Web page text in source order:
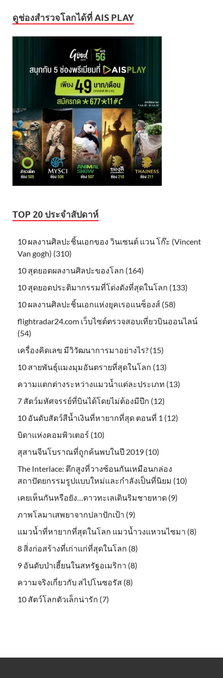
ดูช่องสำรวจโลกได้ที่ AIS PLAY
TOP 20 ประจำสัปดาห์
10 ผลงานศิลปะชิ้นเอกของ วินเซนต์ แวน โก๊ะ (Vincent
Van gogh) (310)
10 สุดยอดผลงานศิลปะของโลก (164)
10 สุดยอดประติมากรรมที่โด่งดังที่สุดในโลก (133)
10 ผลงานศิลปะชิ้นเอกแห่งยุคเรอแนซ็องส์ (58)
flightradar24.com เว็บไซต์ตรวจสอบเที่ยวบินออนไลน์
(54)
เครื่องคิดเลข มีวิวัฒนาการมาอย่างไร? (15)
10 สายพันธุ์แมงมุมอันตรายที่สุดในโลก (13)
ความแตกต่างระหว่างแมวน้ำแต่ละประเภท (13)
7 สัตว์มหัศจรรย์ที่บินได้โดยไม่ต้องมีปีก (12)
10 อันดับสัตว์สีน้ำเงินที่หายากที่สุด ตอนที่ 1 (12)
บิดาแห่งคอมพิวเตอร์ (10)
สุสานจีนโบราณที่ถูกค้นพบในปี 2019 (10)
The Interlace: ตึกสูงที่วางซ้อนกันเหมือนกล่อง
สถาปัตยกรรมรูปแบบใหม่และกำลังเป็นที่นิยม (10)
เคยเห็นกันหรือยัง…ดาวทะเลเดินริมชายหาด (9)
ภาพโลมาเสพยาจากปลาปักเป้า (9)
แมวน้ำที่หายากที่สุดในโลก แมวน้ำวงแหวนไซมา (8)
8 สิ่งก่อสร้างที่เก่าแก่ที่สุดในโลก (8)
9 อันดับป่าเฮี้ยนในสหรัฐอเมริกา (8)
ความจริงเกี่ยวกับ สไปโนซอรัส (8)
10 สัตว์โลกตัวเล็กน่ารัก (7)